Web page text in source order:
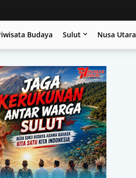
Budaya Sulut Nusa Utara